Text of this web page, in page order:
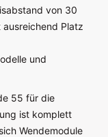
von 30
Platz
und
55 für die
ist komplett
Wendemodule